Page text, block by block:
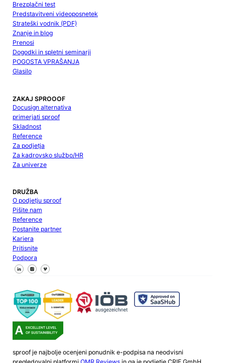
Brezplačni test
Predstavitveni videoposnetek
Strateški vodnik (PDF)
Znanje in blog
Prenosi
Dogodki in spletni seminarji
POGOSTA VPRAŠANJA
Glasilo
ZAKAJ SPROOOF
Docusign alternativa
primerjati sproof
Skladnost
Reference
Za podjetja
Za kadrovsko službo/HR
Za univerze
DRUŽBA
O podjetju sproof
Pišite nam
Reference
Postanite partner
Kariera
Pritisnite
Podpora
Sledite nam na Facebooku
Sledite nam na X
Sledite nam na LinkedInu
sproof je najbolje ocenjeni ponudnik e-podpisa na neodvisni